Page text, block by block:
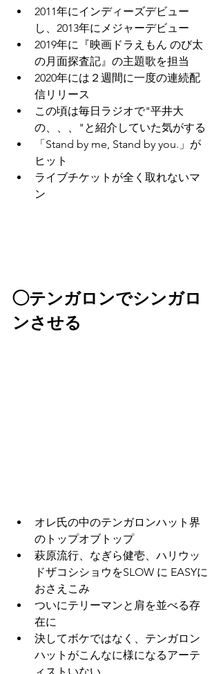
2011年にインディーズデビュー
し、2013年にメジャーデビュー
2019年に『映画ドラえもん のび太
の月面探査記』の主題歌を担当
2020年には２週間に一度の連続配
信リリース
この頃は毎日ラジオで"平井大
の、、、"と紹介していた気がする
「Stand by me, Stand by you.」が
ヒット
ライブチケットが全く取れないマ
ン
◯テンガロンでシンガロ
ンさせる
オレ氏の中のテンガロンハット界
のトップオブトップ
萩原流行、なぎら健壱、ハリウッ
ドザコシショウをSLOW に EASYに
おさえこみ
ついにテリーマンと肩を並べる存
在に
決してボケではなく、テンガロン
ハットがこんなに様になるアーテ